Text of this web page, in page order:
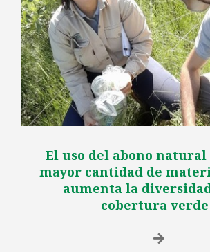
El uso del abono
mayor cantidad de
aumenta la
cobertura verde